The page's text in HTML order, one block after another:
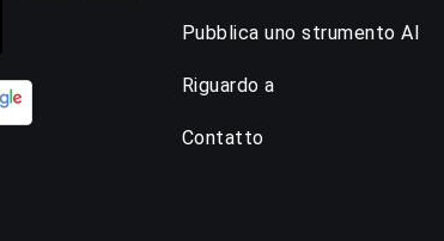
Pubblica uno strumento AI
Riguardo a
Contatto